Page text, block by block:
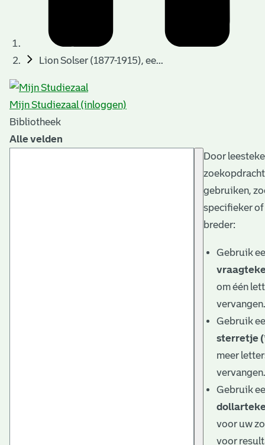
Lion Solser (1877-1915), ee...
Mijn Studiezaal (inloggen)
Bibliotheek
Alle velden
Door
gebruiken,
specifieker
breder:
Gebruik
om één
Gebruik
sterretje
meer
Gebruik
voor uw
voor